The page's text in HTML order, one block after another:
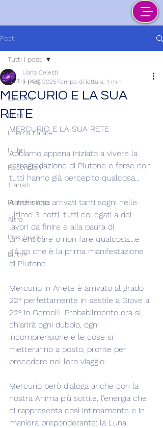
Post
Tutti i post
La Luna
Lilith
Il tema natale
I Libri
Recensioni
Transiti
Pratiche Yoga
Altro
Post+audio
Lilith+
Tutti i post
MERCURIO E LA SUA
RETE
Liana Celesti
5 mag 2025Tempo di lettura: 1 min
MERCURIO E LA SUA RETE
Abbiamo appena iniziato a vivere la
retrogradazione di Plutone e forse non
tutti hanno già percepito qualcosa...
A me sono arrivati tanti sogni nelle
ultime 3 notti, tutti collegati a dei
lavori da finire e alla paura di
dimenticare o non fare qualcosa....e
già so che è la prima manifestazione
di Plutone.
Mercurio in Ariete è arrivato al grado
22° perfettamente in sestile a Giove a
22° in Gemelli. Probabilmente ora si
chiarirà ogni dubbio, ogni
incomprensione e le cose si
metteranno a posto, pronte per
procedere nel loro viaggio.
Mercurio però dialoga anche con la
nostra Anima più sottile, l'energia che
ci rappresenta così intimamente e in
maniera preponderante: la Luna.